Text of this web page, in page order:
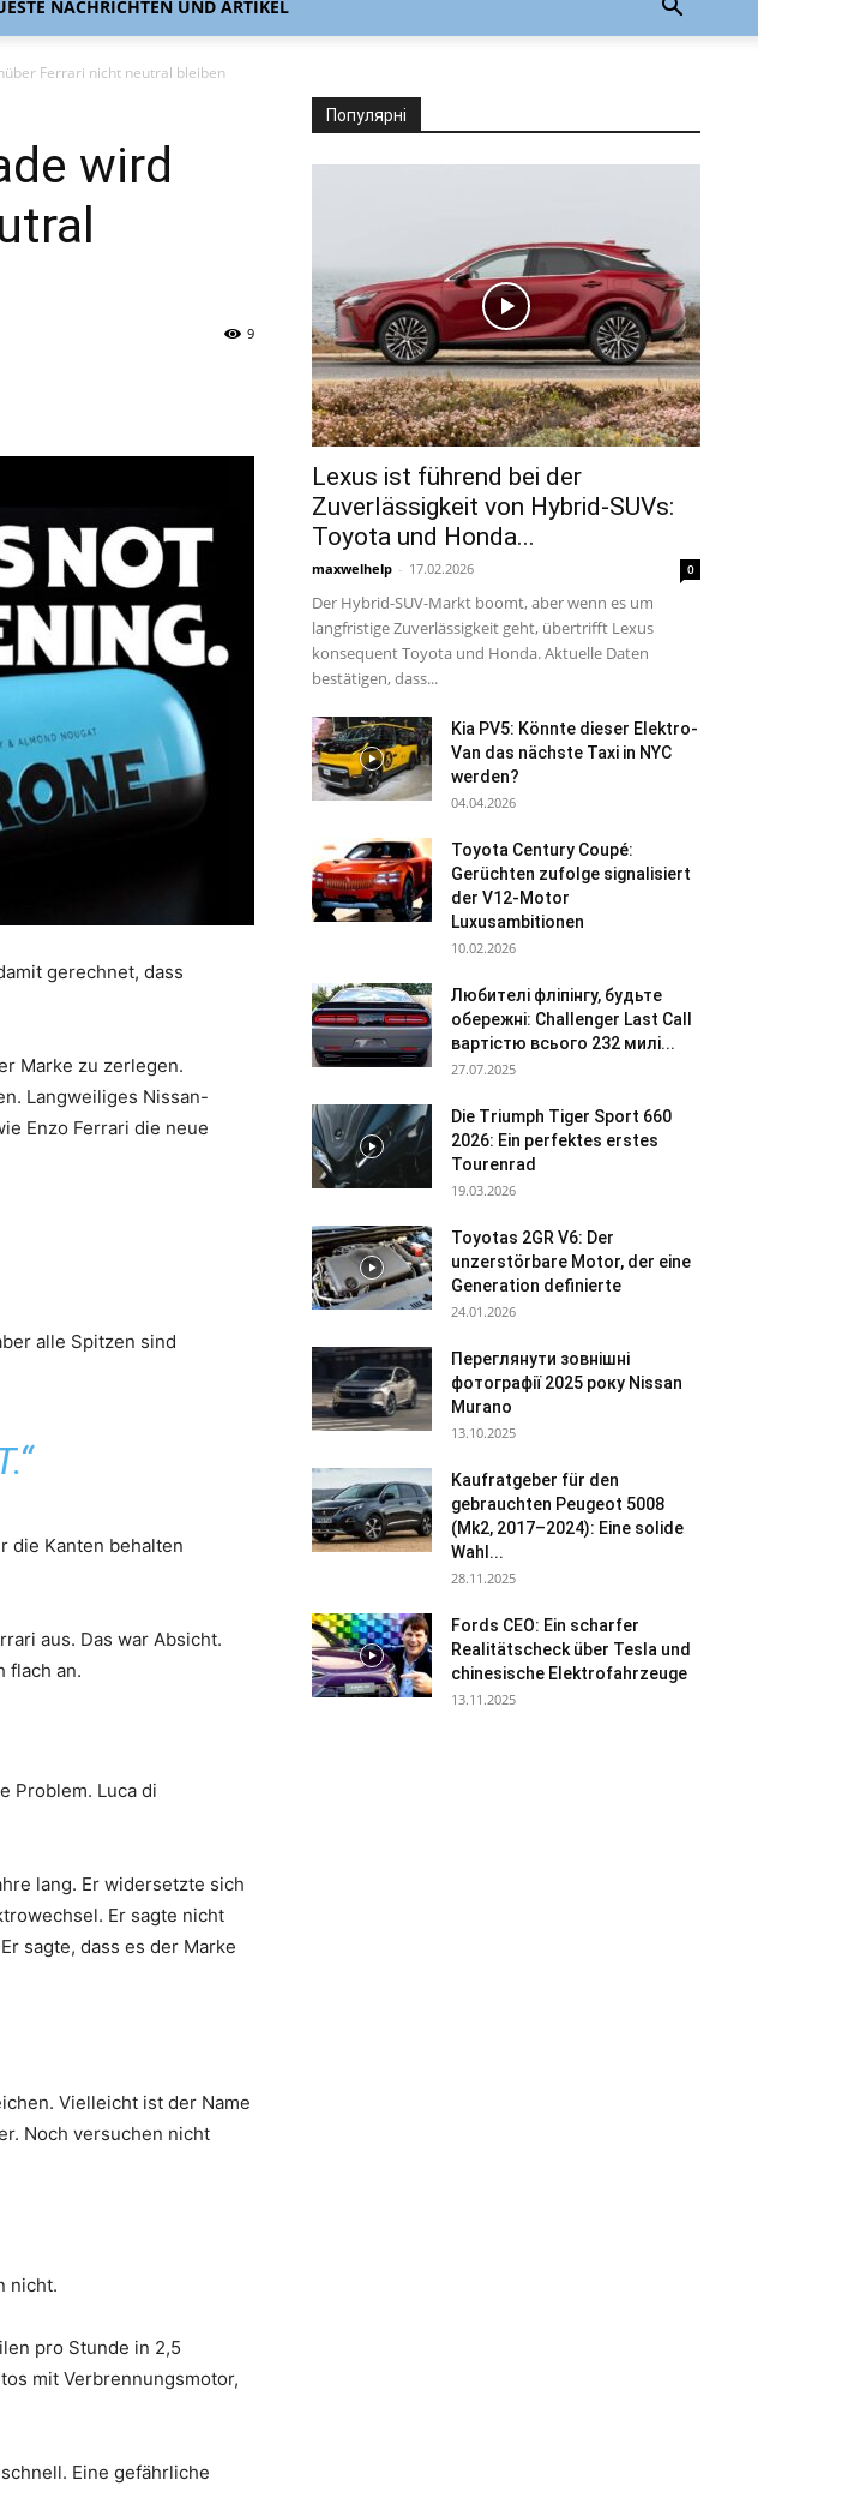
NACHRICHTEN UND ARTIKEL
Ferrari nicht neutral bleiben
wird
9
gerechnet, dass
Marke zu zerlegen.
Langweiliges Nissan-
Enzo Ferrari die neue
alle Spitzen sind
die Kanten behalten
aus. Das war Absicht.
flach an.
Problem. Luca di
lang. Er widersetzte sich
Er sagte nicht
sagte, dass es der Marke
Vielleicht ist der Name
Noch versuchen nicht
nicht.
pro Stunde in 2,5
mit Verbrennungsmotor,
Eine gefährliche
Популярні
Lexus ist führend bei der
Zuverlässigkeit von Hybrid-SUVs:
Toyota und Honda...
maxwelhelp - 17.02.2026 0
Der Hybrid-SUV-Markt boomt, aber wenn es um
langfristige Zuverlässigkeit geht, übertrifft Lexus
konsequent Toyota und Honda. Aktuelle Daten
bestätigen, dass...
Kia PV5: Könnte dieser Elektro-
Van das nächste Taxi in NYC
werden?
04.04.2026
Toyota Century Coupé:
Gerüchten zufolge signalisiert
der V12-Motor
Luxusambitionen
10.02.2026
Любителі фліпінгу, будьте
обережні: Challenger Last Call
вартістю всього 232 милі...
27.07.2025
Die Triumph Tiger Sport 660
2026: Ein perfektes erstes
Tourenrad
19.03.2026
Toyotas 2GR V6: Der
unzerstörbare Motor, der eine
Generation definierte
24.01.2026
Переглянути зовнішні
фотографії 2025 року Nissan
Murano
13.10.2025
Kaufratgeber für den
gebrauchten Peugeot 5008
(Mk2, 2017–2024): Eine solide
Wahl...
28.11.2025
Fords CEO: Ein scharfer
Realitätscheck über Tesla und
chinesische Elektrofahrzeuge
13.11.2025